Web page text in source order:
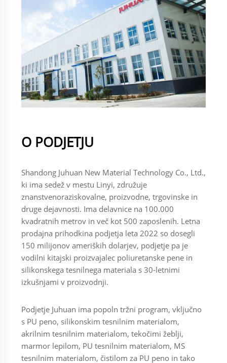
O PODJETJU
Shandong Juhuan New Material Technology Co., Ltd.,
ki ima sedež v mestu Linyi, združuje
znanstvenoraziskovalne, proizvodne, trgovinske in
druge dejavnosti. Ima delavnice na 100.000
kvadratnih metrov in več kot 500 zaposlenih. Letna
prodajna prihodkina podjetja leta 2022 so dosegli
150 milijonov ameriških dolarjev, podjetje pa je
vodilni kitajski proizvajalec poliuretanske pene in
silikonskega tesnilnega materiala s 30-letnimi
izkušnjami v proizvodnji.
Podjetje Juhuan ima popoln tržni program, vključno
s PU peno, silikonskim tesnilnim materialom,
akrilnim tesnilnim materialom, tekočimi žeblji,
marmor lepilom, PU tesnilnim materialom, MS
tesnilnim materialom, čistilom za PU peno in tako